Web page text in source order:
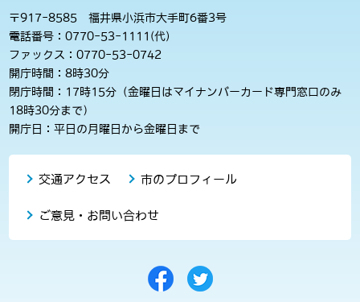
〒917-8585 福井県小浜市大手町6番3号
電話番号：0770-53-1111(代)
ファックス：0770-53-0742
開庁時間：8時30分
閉庁時間：17時15分（金曜日はマイナンバーカード専門窓口のみ
18時30分まで）
開庁日：平日の月曜日から金曜日まで
交通アクセス 市のプロフィール
ご意見・お問い合わせ